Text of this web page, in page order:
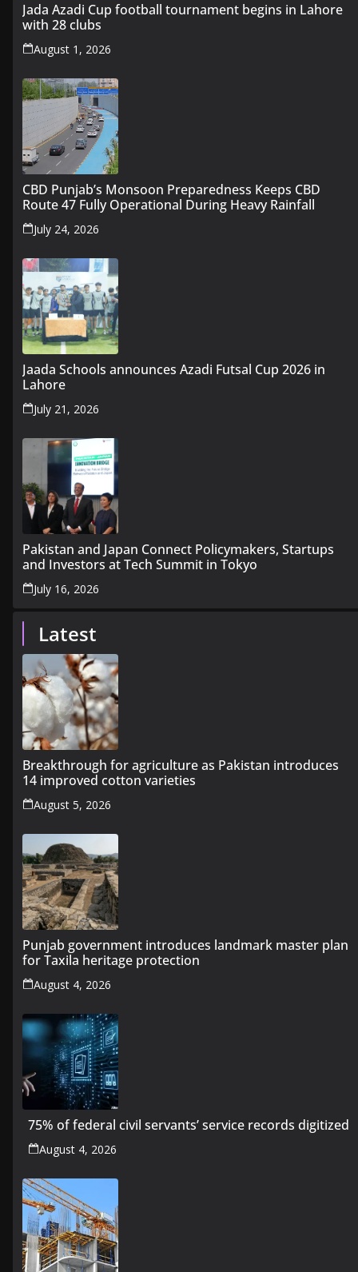
Jada Azadi Cup football tournament begins in Lahore
with 28 clubs
August 1, 2026
CBD Punjab’s Monsoon Preparedness Keeps CBD
Route 47 Fully Operational During Heavy Rainfall
July 24, 2026
Jaada Schools announces Azadi Futsal Cup 2026 in
Lahore
July 21, 2026
Pakistan and Japan Connect Policymakers, Startups
and Investors at Tech Summit in Tokyo
July 16, 2026
Latest
Breakthrough for agriculture as Pakistan introduces
14 improved cotton varieties
August 5, 2026
Punjab government introduces landmark master plan
for Taxila heritage protection
August 4, 2026
75% of federal civil servants’ service records digitized
August 4, 2026